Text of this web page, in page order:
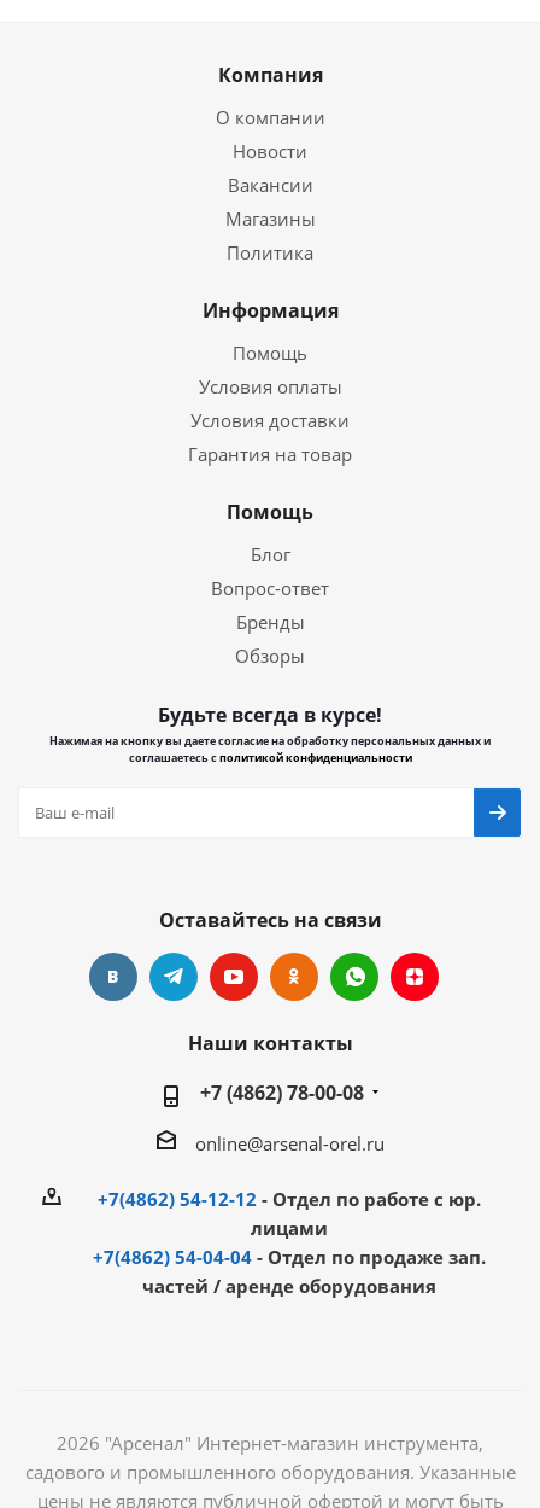
Компания
О компании
Новости
Вакансии
Магазины
Политика
Информация
Помощь
Условия оплаты
Условия доставки
Гарантия на товар
Помощь
Блог
Вопрос-ответ
Бренды
Обзоры
Будьте всегда в курсе!
Нажимая на кнопку вы даете согласие на обработку персональных данных и
соглашаетесь сполитикой конфиденциальности
Оставайтесь на связи
Наши контакты
+7 (4862) 78-00-08
online@arsenal-orel.ru
+7(4862) 54-12-12 - Отдел по работе с юр.
лицами
+7(4862) 54-04-04 - Отдел по продаже зап.
частей / аренде оборудования
2026 "Арсенал" Интернет-магазин инструмента,
садового и промышленного оборудования. Указанные
цены не являются публичной офертой и могут быть